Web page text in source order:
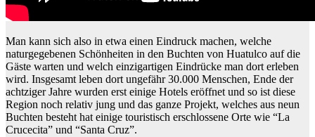
Man kann sich also in etwa einen Eindruck machen, welche
naturgegebenen Schönheiten in den Buchten von Huatulco auf die
Gäste warten und welch einzigartigen Eindrücke man dort erleben
wird. Insgesamt leben dort ungefähr 30.000 Menschen, Ende der
achtziger Jahre wurden erst einige Hotels eröffnet und so ist diese
Region noch relativ jung und das ganze Projekt, welches aus neun
Buchten besteht hat einige touristisch erschlossene Orte wie “La
Crucecita” und “Santa Cruz”.